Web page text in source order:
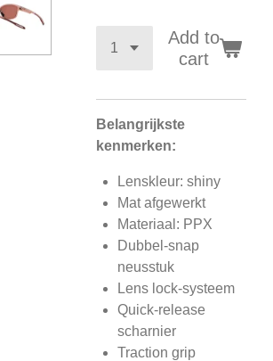
Add to
cart
Belangrijkste
kenmerken:
Lenskleur: shiny
Mat afgewerkt
Materiaal: PPX
Dubbel-snap
neusstuk
Lens lock-systeem
Quick-release
scharnier
Traction grip